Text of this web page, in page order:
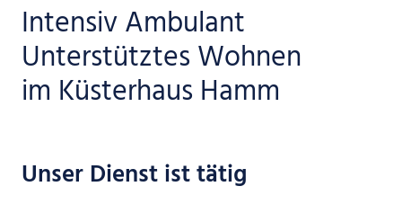
Intensiv Ambulant
Unterstütztes Wohnen
im Küsterhaus Hamm
Unser Dienst ist tätig